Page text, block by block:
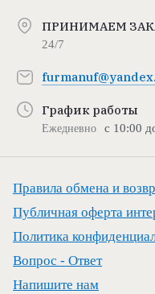
ПРИНИМАЕМ
24/7
График работы
Ежедневно с 10:00
Правила обмена и
Публичная оферта
Политика
Вопрос - Ответ
Напишите нам